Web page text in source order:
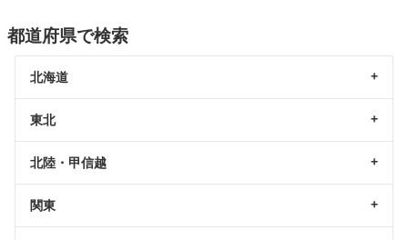
都道府県で検索
北海道
東北
北陸・甲信越
関東